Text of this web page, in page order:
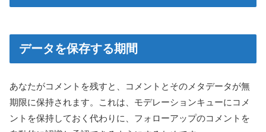
データを保存する期間
あなたがコメントを残すと、コメントとそのメタデータが無
期限に保持されます。これは、モデレーションキューにコメ
ントを保持しておく代わりに、フォローアップのコメントを